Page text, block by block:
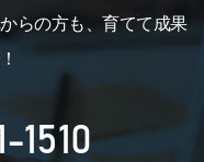
らの方も、育てて成果
1510